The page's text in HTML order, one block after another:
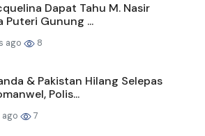
Dapat Tahu M. Nasir
Puteri Gunung ...
ago 8
& Pakistan Hilang Selepas
Polis...
ago 7